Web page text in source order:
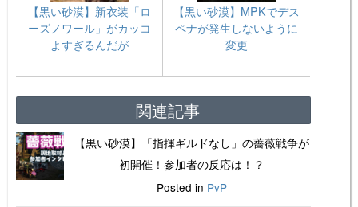
【黒い砂漠】新衣装「ロ
ーズノワール」がカッコ
よすぎるんだが
【黒い砂漠】MPKでデス
ペナが発生しないように
変更
関連記事
【黒い砂漠】「指揮ギルドなし」の薔薇戦争が
初開催！参加者の反応は！？
Posted in PvP